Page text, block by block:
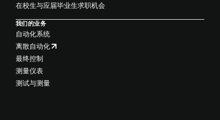
在校生与应届毕业生求职机会
我们的业务
自动化系统
离散自动化
最终控制
测量仪表
测试与测量